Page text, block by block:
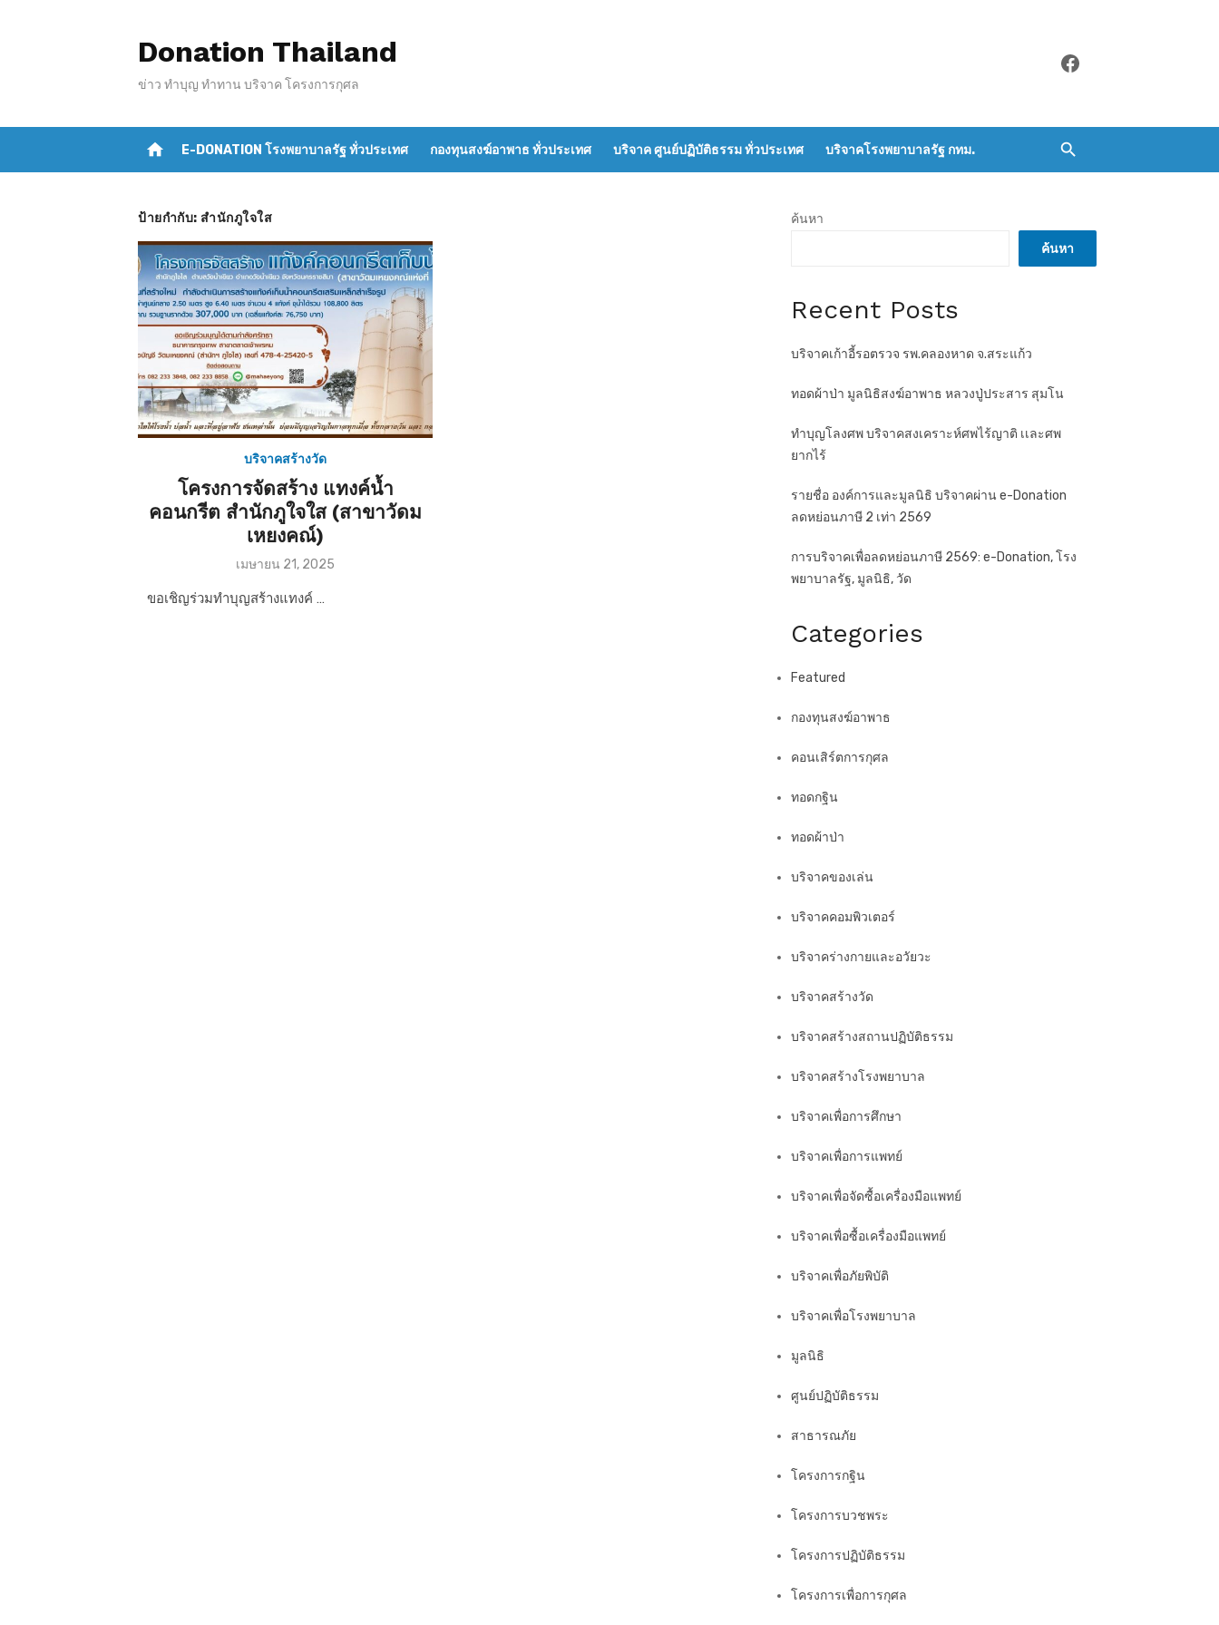
Donation Thailand
ข่าว ทำบุญ ทำทาน บริจาค โครงการกุศล
Facebook
home E-DONATION โรงพยาบาลรัฐ ทั่วประเทศ กองทุนสงฆ์อาพาธ ทั่วประเทศ บริจาค ศูนย์ปฏิบัติธรรม ทั่วประเทศ บริจาคโรงพยาบาลรัฐ กทม.
ป้ายกำกับ: สำนักภูใจใส
บริจาคสร้างวัด
โครงการจัดสร้าง แทงค์นํ้า
คอนกรีต สำนักภูใจใส (สาขาวัดม
เหยงคณ์)
P
s
t
เมษายน 21, 2025
ขอเชิญร่วมทำบุญสร้างแทงค์ …
ค้นหา
ค้นหา
Recent Posts
บริจาคเก้าอี้รอตรวจ รพ.คลองหาด จ.สระแก้ว
ทอดผ้าป่า มูลนิธิสงฆ์อาพาธ หลวงปู่ประสาร สุมโน
ทำบุญโลงศพ บริจาคสงเคราะห์ศพไร้ญาติ เเละศพ
ยากไร้
รายชื่อ องค์การและมูลนิธิ บริจาคผ่าน e-Donation
ลดหย่อนภาษี 2 เท่า 2569
การบริจาคเพื่อลดหย่อนภาษี 2569: e-Donation, โรง
พยาบาลรัฐ, มูลนิธิ, วัด
Categories
Featured
กองทุนสงฆ์อาพาธ
คอนเสิร์ตการกุศล
ทอดกฐิน
ทอดผ้าป่า
บริจาคของเล่น
บริจาคคอมพิวเตอร์
บริจาคร่างกายและอวัยวะ
บริจาคสร้างวัด
บริจาคสร้างสถานปฏิบัติธรรม
บริจาคสร้างโรงพยาบาล
บริจาคเพื่อการศึกษา
บริจาคเพื่อการแพทย์
บริจาคเพื่อจัดซื้อเครื่องมือแพทย์
บริจาคเพื่อซื้อเครื่องมือแพทย์
บริจาคเพื่อภัยพิบัติ
บริจาคเพื่อโรงพยาบาล
มูลนิธิ
ศูนย์ปฏิบัติธรรม
สาธารณภัย
โครงการกฐิน
โครงการบวชพระ
โครงการปฏิบัติธรรม
โครงการเพื่อการกุศล